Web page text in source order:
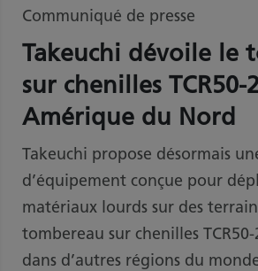
Communiqué de presse
Takeuchi dévoile le
sur chenilles TCR50-
Amérique du Nord
Takeuchi propose désormais
d’équipement conçue pour
matériaux lourds sur des
tombereau sur chenilles
dans d’autres régions du